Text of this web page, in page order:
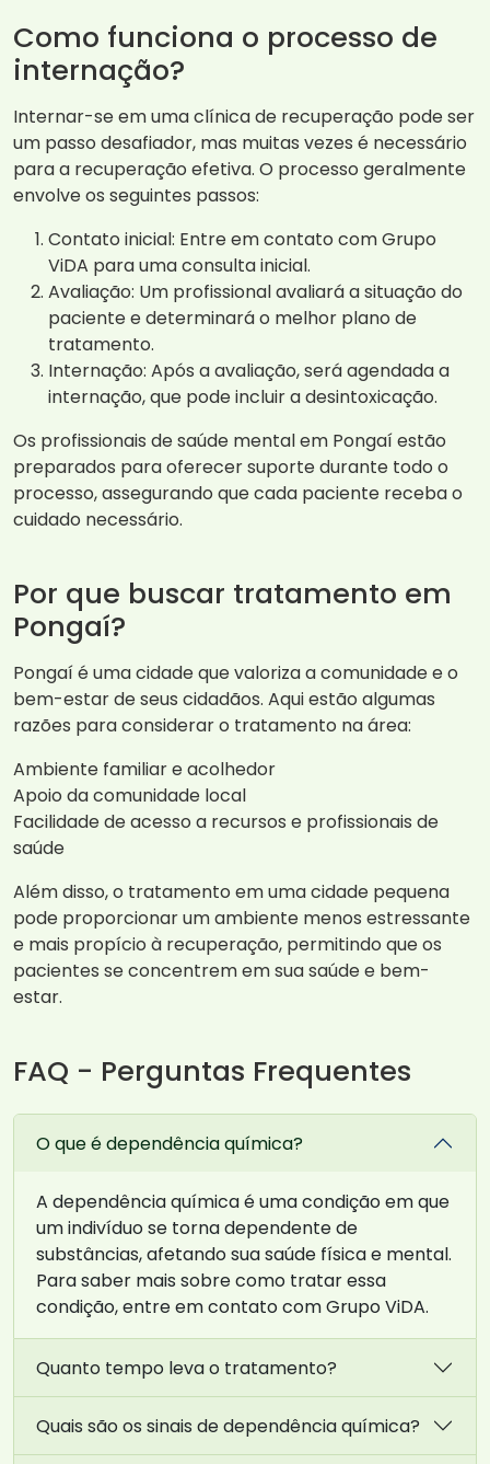
Como funciona o processo de
internação?
Internar-se em uma clínica de recuperação pode ser
um passo desafiador, mas muitas vezes é necessário
para a recuperação efetiva. O processo geralmente
envolve os seguintes passos:
Contato inicial: Entre em contato com Grupo
ViDA para uma consulta inicial.
Avaliação: Um profissional avaliará a situação do
paciente e determinará o melhor plano de
tratamento.
Internação: Após a avaliação, será agendada a
internação, que pode incluir a desintoxicação.
Os profissionais de saúde mental em Pongaí estão
preparados para oferecer suporte durante todo o
processo, assegurando que cada paciente receba o
cuidado necessário.
Por que buscar tratamento em
Pongaí?
Pongaí é uma cidade que valoriza a comunidade e o
bem-estar de seus cidadãos. Aqui estão algumas
razões para considerar o tratamento na área:
Ambiente familiar e acolhedor
Apoio da comunidade local
Facilidade de acesso a recursos e profissionais de
saúde
Além disso, o tratamento em uma cidade pequena
pode proporcionar um ambiente menos estressante
e mais propício à recuperação, permitindo que os
pacientes se concentrem em sua saúde e bem-
estar.
FAQ - Perguntas Frequentes
O que é dependência química?
A dependência química é uma condição em que
um indivíduo se torna dependente de
substâncias, afetando sua saúde física e mental.
Para saber mais sobre como tratar essa
condição, entre em contato com Grupo ViDA.
Quanto tempo leva o tratamento?
Quais são os sinais de dependência química?